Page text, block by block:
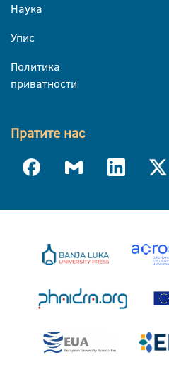
Наука
Упис
Политика
приватности
Пратите нас